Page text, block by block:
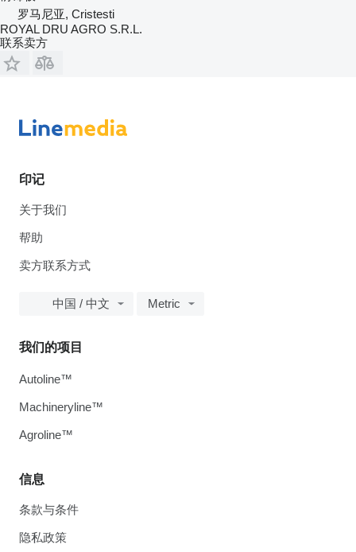
罗马尼亚, Cristesti
ROYAL DRU AGRO S.R.L.
联系卖方
印记
关于我们
帮助
卖方联系方式
中国 / 中文 Metric
信息
条款与条件
隐私政策
我们的项目
Autoline™
Machineryline™
Agroline™